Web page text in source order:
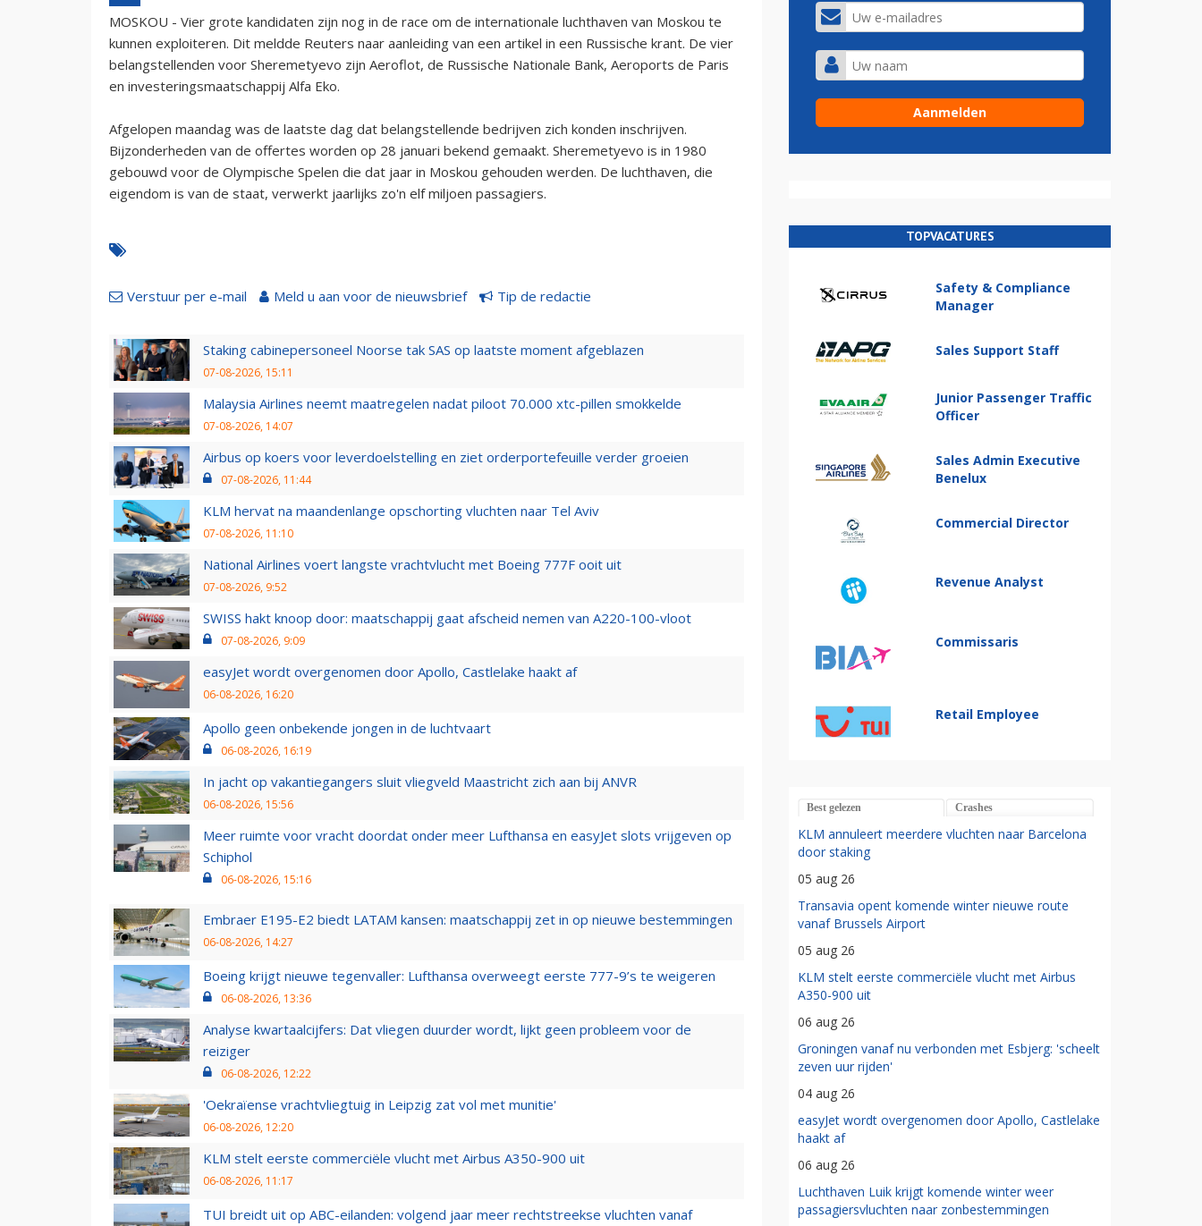
MOSKOU - Vier grote kandidaten zijn nog in de race om de internationale luchthaven van Moskou te
kunnen exploiteren. Dit meldde Reuters naar aanleiding van een artikel in een Russische krant. De vier
belangstellenden voor Sheremetyevo zijn Aeroflot, de Russische Nationale Bank, Aeroports de Paris
en investeringsmaatschappij Alfa Eko.
Afgelopen maandag was de laatste dag dat belangstellende bedrijven zich konden inschrijven.
Bijzonderheden van de offertes worden op 28 januari bekend gemaakt. Sheremetyevo is in 1980
gebouwd voor de Olympische Spelen die dat jaar in Moskou gehouden werden. De luchthaven, die
eigendom is van de staat, verwerkt jaarlijks zo'n elf miljoen passagiers.
Verstuur per e-mail Meld u aan voor de nieuwsbrief Tip de redactie
Staking cabinepersoneel Noorse tak SAS op laatste moment afgeblazen
07-08-2026, 15:11
Malaysia Airlines neemt maatregelen nadat piloot 70.000 xtc-pillen smokkelde
07-08-2026, 14:07
Airbus op koers voor leverdoelstelling en ziet orderportefeuille verder groeien
07-08-2026, 11:44
KLM hervat na maandenlange opschorting vluchten naar Tel Aviv
07-08-2026, 11:10
National Airlines voert langste vrachtvlucht met Boeing 777F ooit uit
07-08-2026, 9:52
SWISS hakt knoop door: maatschappij gaat afscheid nemen van A220-100-vloot
07-08-2026, 9:09
easyJet wordt overgenomen door Apollo, Castlelake haakt af
06-08-2026, 16:20
Apollo geen onbekende jongen in de luchtvaart
06-08-2026, 16:19
In jacht op vakantiegangers sluit vliegveld Maastricht zich aan bij ANVR
06-08-2026, 15:56
Meer ruimte voor vracht doordat onder meer Lufthansa en easyJet slots vrijgeven op
Schiphol
06-08-2026, 15:16
Embraer E195-E2 biedt LATAM kansen: maatschappij zet in op nieuwe bestemmingen
06-08-2026, 14:27
Boeing krijgt nieuwe tegenvaller: Lufthansa overweegt eerste 777-9’s te weigeren
06-08-2026, 13:36
Analyse kwartaalcijfers: Dat vliegen duurder wordt, lijkt geen probleem voor de
reiziger
06-08-2026, 12:22
'Oekraïense vrachtvliegtuig in Leipzig zat vol met munitie'
06-08-2026, 12:20
KLM stelt eerste commerciële vlucht met Airbus A350-900 uit
06-08-2026, 11:17
TUI breidt uit op ABC-eilanden: volgend jaar meer rechtstreekse vluchten vanaf
TOPVACATURES
Safety & Compliance
Manager
Sales Support Staff
Junior Passenger Traffic
Officer
Sales Admin Executive
Benelux
Commercial Director
Revenue Analyst
Commissaris
Retail Employee
Best gelezen Crashes
KLM annuleert meerdere vluchten naar Barcelona
door staking
05 aug 26
Transavia opent komende winter nieuwe route
vanaf Brussels Airport
05 aug 26
KLM stelt eerste commerciële vlucht met Airbus
A350-900 uit
06 aug 26
Groningen vanaf nu verbonden met Esbjerg: 'scheelt
zeven uur rijden'
04 aug 26
easyJet wordt overgenomen door Apollo, Castlelake
haakt af
06 aug 26
Luchthaven Luik krijgt komende winter weer
passagiersvluchten naar zonbestemmingen